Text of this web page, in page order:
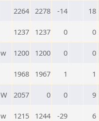
2264 2278 -14 18
1237 1237 0 0
w 1200 1200 0 0
1968 1967 1 1
W 2057 0 0 9
w 1215 1244 -29 6